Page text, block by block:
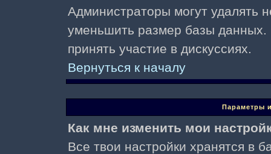
Администраторы могут удалять
уменьшить размер базы данных.
принять участие в дискуссиях.
Вернуться к началу
Параметры
Как мне изменить мои
Все твои настройки хранятся в